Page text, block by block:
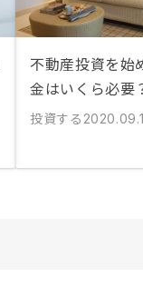
不動産投資を始
金はいくら必要
投資する